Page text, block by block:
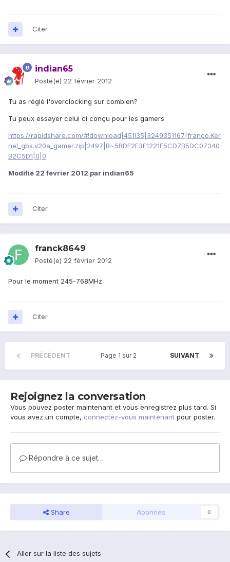
Citer
indian65
Posté(e) 22 février 2012
Tu as réglé l'overclocking sur combien?
Tu peux essayer celui ci conçu pour les gamers
https://rapidshare.com/#!download|451l35|3249351167|franco.Ker
nel_gbs.v20a_gamer.zip|2497|R~5BDF2E3F1221F5CD7B5DC07340
B2C5D1|0|0
Modifié 22 février 2012 par indian65
Citer
franck8649
Posté(e) 22 février 2012
Pour le moment 245-768MHz
Citer
PRÉCÉDENT SUIVANT
Page 1 sur 2
Rejoignez la conversation
Vous pouvez poster maintenant et vous enregistrez plus tard. Si
vous avez un compte, connectez-vous maintenant pour poster.
Répondre à ce sujet…
Share Abonnés 0
Aller sur la liste des sujets